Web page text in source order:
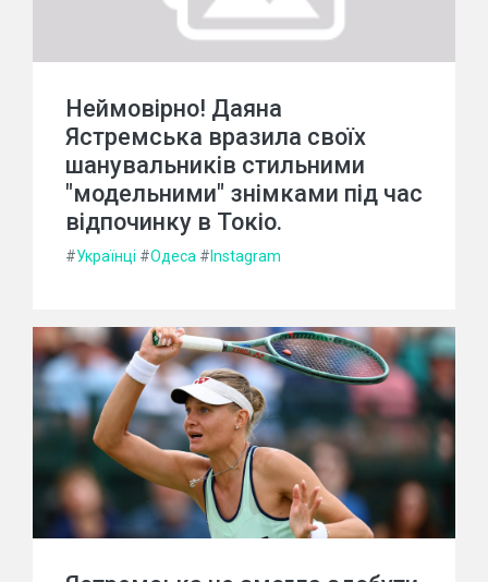
Неймовірно! Даяна
Ястремська вразила своїх
шанувальників стильними
"модельними" знімками під час
відпочинку в Токіо.
#Українці #Одеса # Instagram